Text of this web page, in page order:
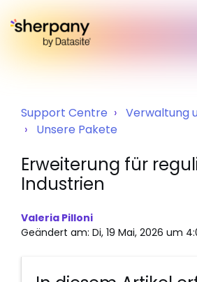
Support Centre
Verwaltung
Unsere Pakete
Erweiterung für
Industrien
Valeria Pilloni
Geändert am: Di, 19 Mai, 2026 um